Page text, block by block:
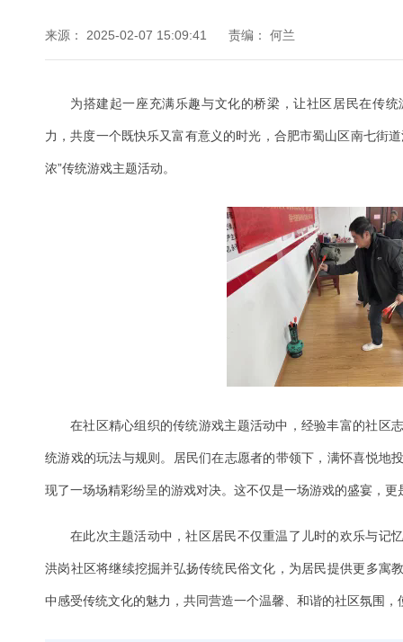
来源： 2025-02-07 15:09:41 责编： 何兰
为搭建起一座充满乐趣与文化的桥梁，让社区居民在传
力，共度一个既快乐又富有意义的时光，合肥市蜀山区南七街
浓”传统游戏主题活动。
在社区精心组织的传统游戏主题活动中，经验丰富的社区
统游戏的玩法与规则。居民们在志愿者的带领下，满怀喜悦地
现了一场场精彩纷呈的游戏对决。这不仅是一场游戏的盛宴，
在此次主题活动中，社区居民不仅重温了儿时的欢乐与记
洪岗社区将继续挖掘并弘扬传统民俗文化，为居民提供更多寓
中感受传统文化的魅力，共同营造一个温馨、和谐的社区氛围